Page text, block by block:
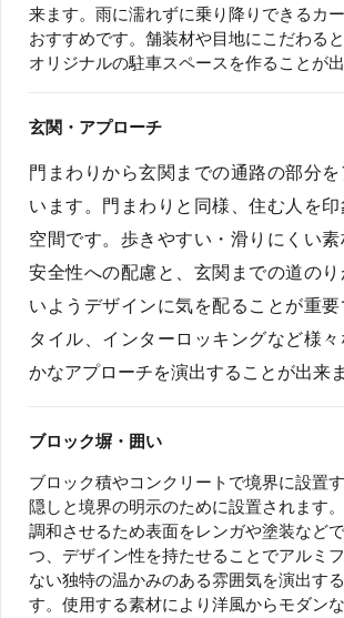
来ます。雨に濡れずに乗り降りできるカ
おすすめです。舗装材や目地にこだわる
オリジナルの駐車スペースを作ることが出
玄関・アプローチ
門まわりから玄関までの通路の部分
います。門まわりと同様、住む人を
空間です。歩きやすい・滑りにくい
安全性への配慮と、玄関までの道の
いようデザインに気を配ることが重
タイル、インターロッキングなど様
かなアプローチを演出することが出来ま
ブロック塀・囲い
ブロック積やコンクリートで境界に設置
隠しと境界の明示のために設置されます
調和させるため表面をレンガや塗装など
つ、デザイン性を持たせることでアルミ
ない独特の温かみのある雰囲気を演出す
す。使用する素材により洋風からモダン